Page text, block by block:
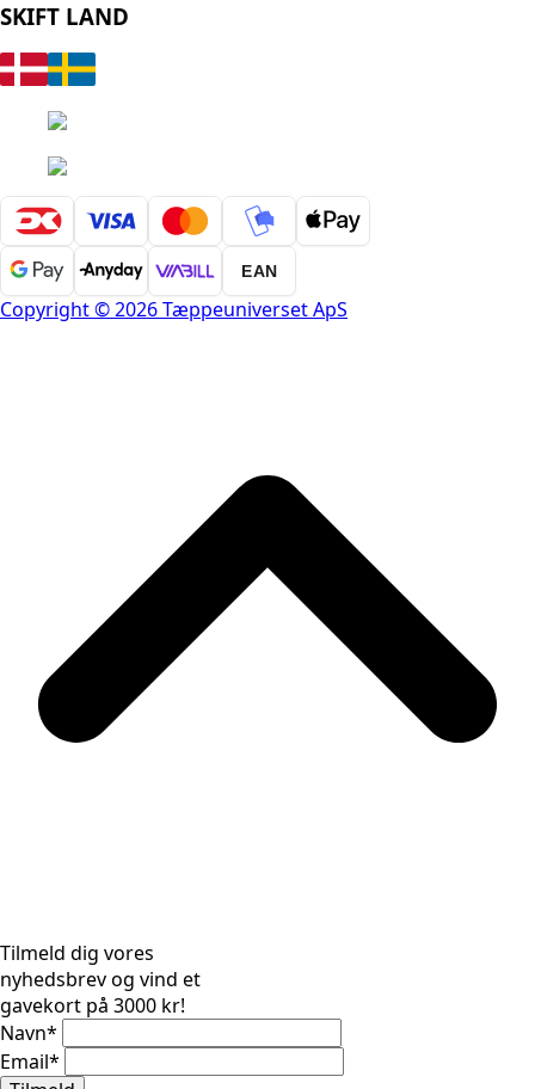
SKIFT LAND
EAN
Copyright © 2026 Tæppeuniverset ApS
Tilmeld dig vores
nyhedsbrev og vind et
gavekort på 3000 kr!
Navn*
Email*